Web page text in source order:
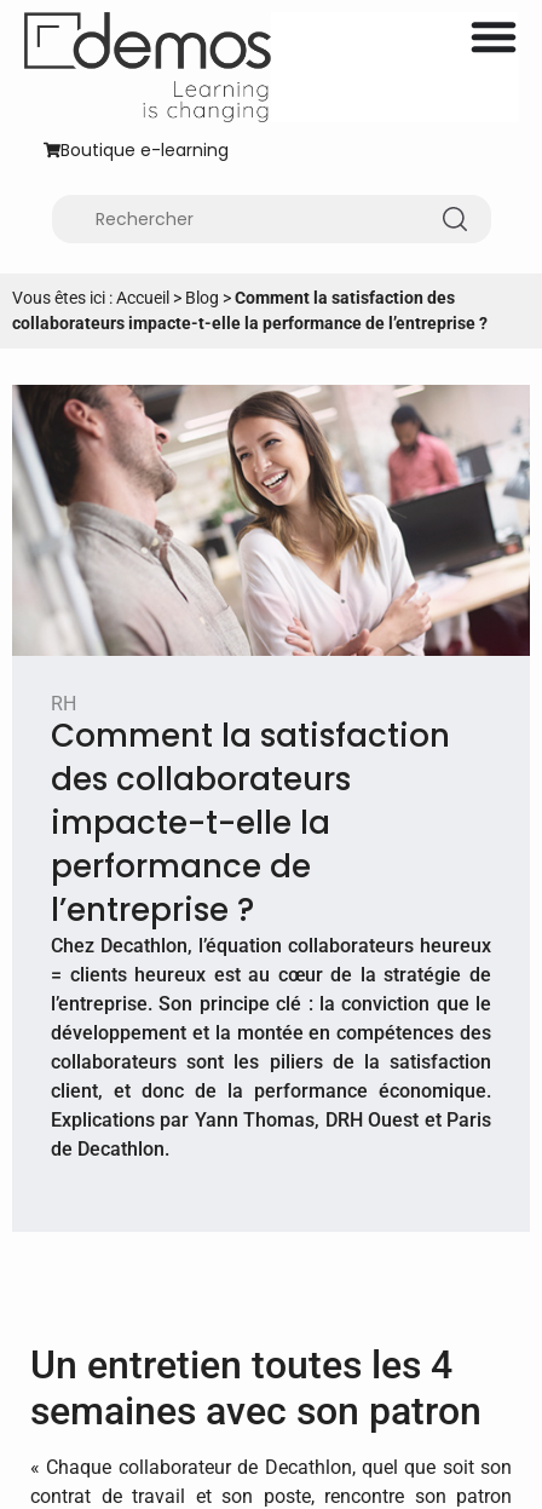
Boutique e-learning
Vous êtes ici :Accueil > Blog >Comment la satisfaction des
collaborateurs impacte-t-elle la performance de l’entreprise ?
RH
Comment la satisfaction
des collaborateurs
impacte-t-elle la
performance de
l’entreprise ?
​Chez Decathlon, l’équation collaborateurs heureux
= clients heureux est au cœur de la stratégie de
l’entreprise. Son principe clé : la conviction que le
développement et la montée en compétences des
collaborateurs sont les piliers de la satisfaction
client, et donc de la performance économique.
Explications par Yann Thomas, DRH Ouest et Paris
de Decathlon.
​Un entretien toutes les 4
semaines avec son patron
« Chaque collaborateur de Decathlon, quel que soit son
contrat de travail et son poste, rencontre son patron